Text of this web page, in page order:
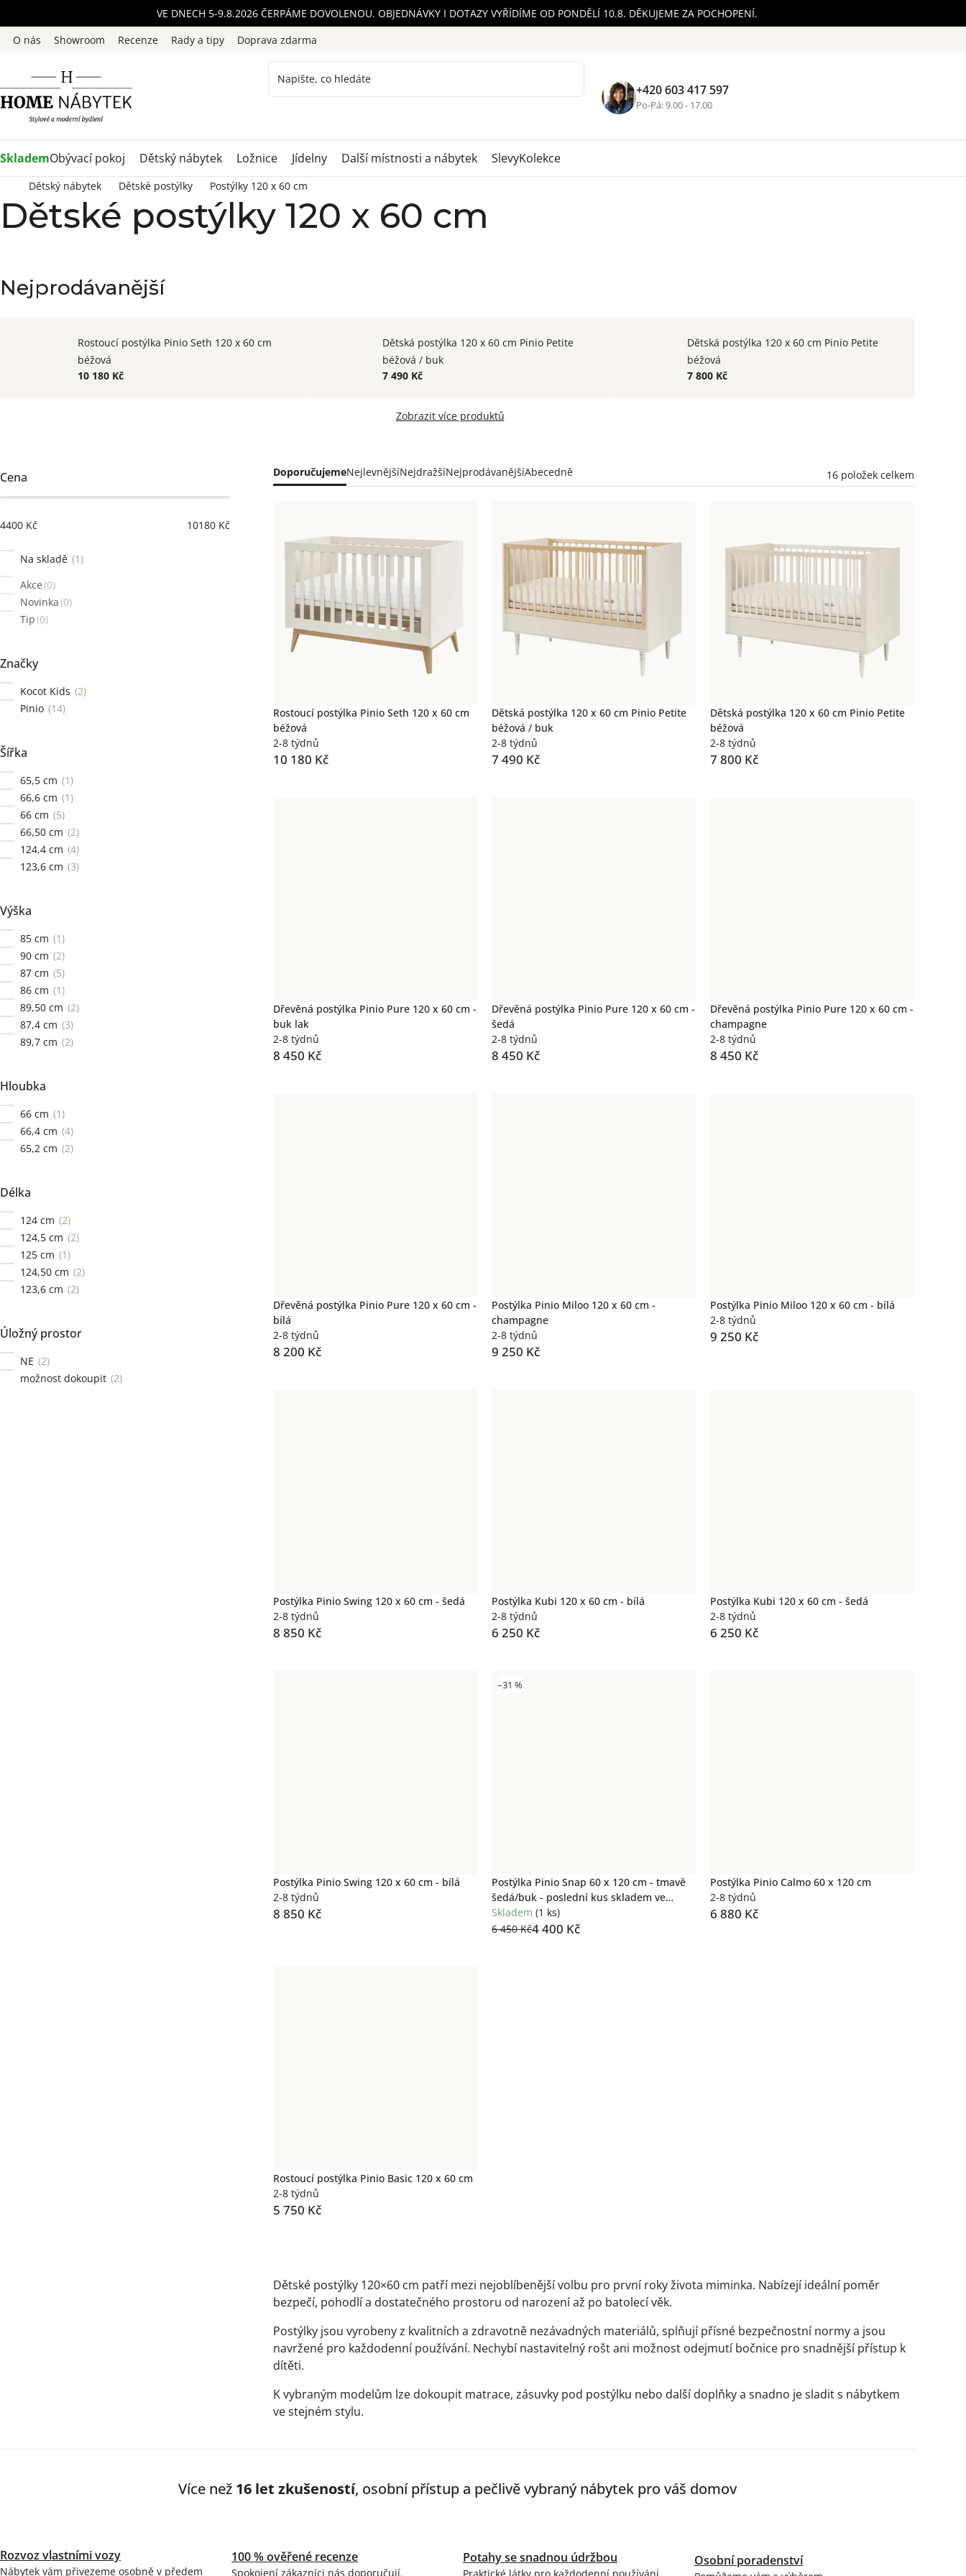
na
obsah
VE DNECH 5-9.8.2026 ČERPÁME DOVOLENOU. OBJEDNÁVKY I DOTAZY VYŘÍDÍME OD PONDĚLÍ 10.8. DĚKUJEME ZA POCHOPENÍ.
O nás
Showroom Recenze Rady a tipy Doprava zdarma
+420 603 417 597
Po-Pá: 9.00 - 17.00
SklademObývací pokoj Dětský nábytek Ložnice Jídelny Další místnosti a nábytek SlevyKolekce
Dětský nábytek Dětské postýlky Postýlky 120 x 60 cm
Dětské postýlky 120 x 60 cm
Nejprodávanější
Rostoucí postýlka Pinio Seth 120 x 60 cm
béžová
10 180 Kč
Dětská postýlka 120 x 60 cm Pinio Petite
béžová / buk
7 490 Kč
Dětská postýlka 120 x 60 cm Pinio Petite
béžová
7 800 Kč
Zobrazit více produktů
Postranní
panel
Cena
4400 Kč 10180 Kč
Na skladě 1
Akce 0
Novinka 0
Tip 0
Značky
Kocot Kids 2
Pinio 14
Šířka
65,5 cm
1
66,6 cm
1
66 cm
5
66,50 cm 2
124,4 cm 4
123,6 cm 3
Výška
85 cm
1
90 cm 2
87 cm
5
86 cm
1
89,50 cm 2
87,4 cm 3
89,7 cm 2
Hloubka
66 cm
1
66,4 cm 4
65,2 cm 2
Délka
124 cm 2
124,5 cm 2
125 cm
1
124,50 cm 2
123,6 cm 2
Úložný prostor
NE 2
možnost dokoupit 2
Řazení
DoporučujemeNejlevnějšíNejdražšíNejprodávanějšíAbecedně 16 položek celkem
produktů
Rostoucí postýlka Pinio Seth 120 x 60 cm
béžová
2-8 týdnů
10 180 Kč
Dětská postýlka 120 x 60 cm Pinio Petite
béžová / buk
2-8 týdnů
7 490 Kč
Dětská postýlka 120 x 60 cm Pinio Petite
béžová
2-8 týdnů
7 800 Kč
Dřevěná postýlka Pinio Pure 120 x 60 cm -
buk lak
2-8 týdnů
8 450 Kč
Dřevěná postýlka Pinio Pure 120 x 60 cm -
šedá
2-8 týdnů
8 450 Kč
Dřevěná postýlka Pinio Pure 120 x 60 cm -
champagne
2-8 týdnů
8 450 Kč
Dřevěná postýlka Pinio Pure 120 x 60 cm -
bílá
2-8 týdnů
8 200 Kč
Postýlka Pinio Miloo 120 x 60 cm -
champagne
2-8 týdnů
9 250 Kč
Postýlka Pinio Miloo 120 x 60 cm - bílá
2-8 týdnů
9 250 Kč
Postýlka Pinio Swing 120 x 60 cm - šedá
2-8 týdnů
8 850 Kč
Postýlka Kubi 120 x 60 cm - bílá
2-8 týdnů
6 250 Kč
Postýlka Kubi 120 x 60 cm - šedá
2-8 týdnů
6 250 Kč
Postýlka Pinio Swing 120 x 60 cm - bílá
2-8 týdnů
8 850 Kč
–31 %
Postýlka Pinio Snap 60 x 120 cm - tmavě
šedá/buk - poslední kus skladem ve
výprodeji
Skladem (1 ks)
6 450 Kč4 400 Kč
Postýlka Pinio Calmo 60 x 120 cm
2-8 týdnů
6 880 Kč
Rostoucí postýlka Pinio Basic 120 x 60 cm
2-8 týdnů
5 750 Kč
výpisu
Dětské postýlky 120×60 cm patří mezi nejoblíbenější volbu pro první roky života miminka. Nabízejí ideální poměr
bezpečí, pohodlí a dostatečného prostoru od narození až po batolecí věk.
Postýlky jsou vyrobeny z kvalitních a zdravotně nezávadných materiálů, splňují přísné bezpečnostní normy a jsou
navržené pro každodenní používání. Nechybí nastavitelný rošt ani možnost odejmutí bočnice pro snadnější přístup k
dítěti.
K vybraným modelům lze dokoupit matrace, zásuvky pod postýlku nebo další doplňky a snadno je sladit s nábytkem
ve stejném stylu.
Více než 16 let zkušeností, osobní přístup a pečlivě vybraný nábytek pro váš domov
Rozvoz vlastními vozy
Nábytek vám přivezeme osobně v předem
100 % ověřené recenze
Spokojení zákazníci nás doporučují.
Potahy se snadnou údržbou Osobní poradenství